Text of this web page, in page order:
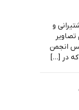
و
انجمن
در […]